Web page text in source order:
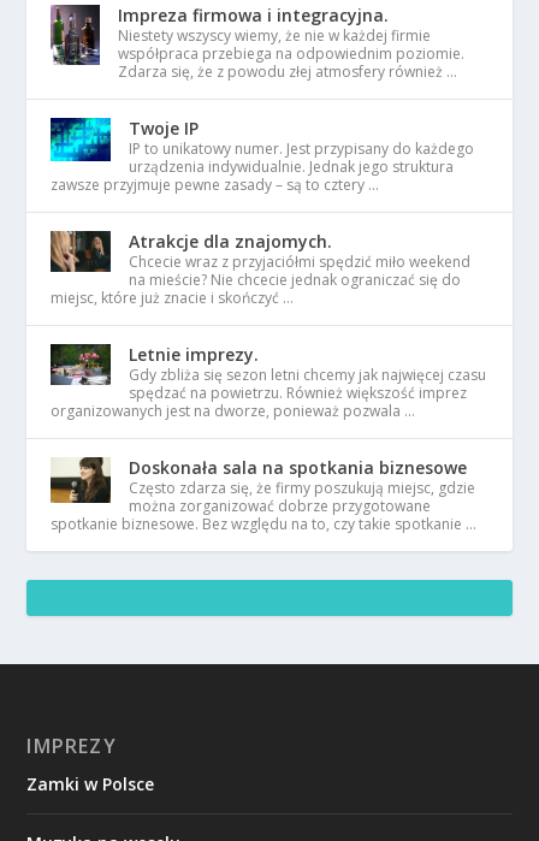
Impreza firmowa i integracyjna.
Niestety wszyscy wiemy, że nie w każdej firmie
współpraca przebiega na odpowiednim poziomie.
Zdarza się, że z powodu złej atmosfery również …
Twoje IP
IP to unikatowy numer. Jest przypisany do każdego
urządzenia indywidualnie. Jednak jego struktura
zawsze przyjmuje pewne zasady – są to cztery …
Atrakcje dla znajomych.
Chcecie wraz z przyjaciółmi spędzić miło weekend
na mieście? Nie chcecie jednak ograniczać się do
miejsc, które już znacie i skończyć …
Letnie imprezy.
Gdy zbliża się sezon letni chcemy jak najwięcej czasu
spędzać na powietrzu. Również większość imprez
organizowanych jest na dworze, ponieważ pozwala …
Doskonała sala na spotkania biznesowe
Często zdarza się, że firmy poszukują miejsc, gdzie
można zorganizować dobrze przygotowane
spotkanie biznesowe. Bez względu na to, czy takie spotkanie …
IMPREZY
Zamki w Polsce